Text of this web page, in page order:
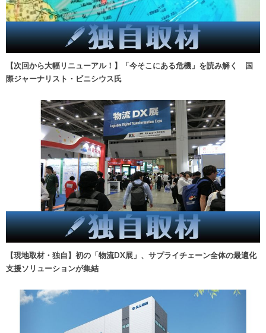
【次回から大幅リニューアル！】「今そこにある危機」を読み解く 国
際ジャーナリスト・ビニシウス氏
【現地取材・独自】初の「物流DX展」、サプライチェーン全体の最適化
支援ソリューションが集結